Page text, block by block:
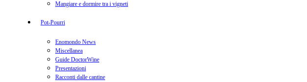
Mangiare e dormire tra i vigneti
Pot-Pourri
Enomondo News
Miscellanea
Guide DoctorWine
Presentazioni
Racconti dalle cantine